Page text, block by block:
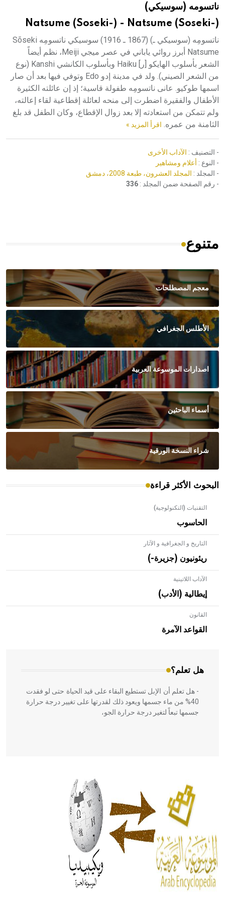
هيئة الموسوعة العربية تطلق موسوعات جديدة في عام 2026
ناتسومه (سوسيكي)
Natsume (Soseki-) - Natsume (Soseki-)
ناتسومِه (سوسيكي ـ) (1867 ـ 1916) سوسيكي ناتسومِه Sõseki
Natsume أبرز روائي ياباني في عصر ميجي Meiji، نظم أيضاً
الشعر بأسلوب الهايكو [ر] Haiku وبأسلوب الكانشي Kanshi (نوع
من الشعر الصيني). ولد في مدينة إدو Edo وتوفي فيها بعد أن صار
اسمها طوكيو. عانى ناتسومِه طفولة قاسية؛ إذ إن عائلته الكثيرة
الأطفال والفقيرة اضطرت إلى منحه لعائلة إقطاعية لقاء إعالته،
ولم تتمكن من استعادته إلا بعد زوال الإقطاع، وكان الطفل قد بلغ
الثامنة من عمره. اقرأ المزيد »
- التصنيف : الآداب الأخرى
- النوع : أعلام ومشاهير
- المجلد : المجلد العشرون، طبعة 2008، دمشق
- رقم الصفحة ضمن المجلد : 336
متنوع
معجم المصطلحات
الأطلس الجغرافي
اصدارات الموسوعة العربية
أسماء الباحثين
شراء النسخة الورقية
البحوث الأكثر قراءة
التقنيات (التكنولوجية)
الحاسوب
التاريخ و الجغرافية و الآثار
ريئونيون (جزيرة-)
الآداب اللاتينية
إيطالية (الأدب)
القانون
القواعد الآمرة
هل تعلم؟
- هل تعلم أن الأبلق نوع من الفنون الهندسية التي ارتبطت
بالعمارة الإسلامية في بلاد الشام ومصر خاصة، حيث يحرص
المعمار على بناء مداميكه وخاصة في الواجهات
- هل تعلم أن الإبل تستطيع البقاء على قيد الحياة حتى لو فقدت
40% من ماء جسمها ويعود ذلك لقدرتها على تغيير درجة حرارة
جسمها تبعاً لتغير درجة حرارة الجو،
الحكم، الأدلة، تنظيم التغذية، ورسالته في جروح الرأس. ويعود
له الفضل بأنه حرر الطب من الدين والفلسفة.
- هل تعلم أن المرجان إفراز حيواني يتكون في البحر ويتركب
من مادة كربونات الكلسيوم، وهو أحمر أو شديد الحمرة وهو
أجود أنواعه، ويمتاز بكبر الحجم ويسمى الش